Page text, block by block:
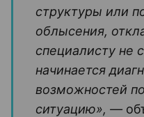
структуры или
облысения,
специалисту не
начинается
возможностей
ситуацию», —